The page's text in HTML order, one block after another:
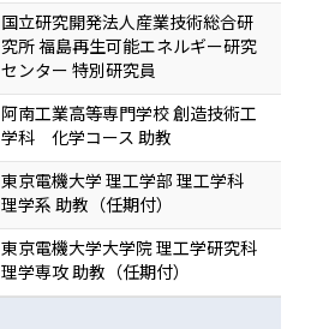
国立研究開発法人産業技術総合研
究所 福島再生可能エネルギー研究
センター 特別研究員
阿南工業高等専門学校 創造技術工
学科 化学コース 助教
東京電機大学 理工学部 理工学科
理学系 助教（任期付）
東京電機大学大学院 理工学研究科
理学専攻 助教（任期付）